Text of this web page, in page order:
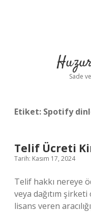
Sade
Etiket: Spotify
Telif Ücreti
Tarih: Kasım 17, 2024
Telif hakkı nereye
veya dağıtım
lisans veren